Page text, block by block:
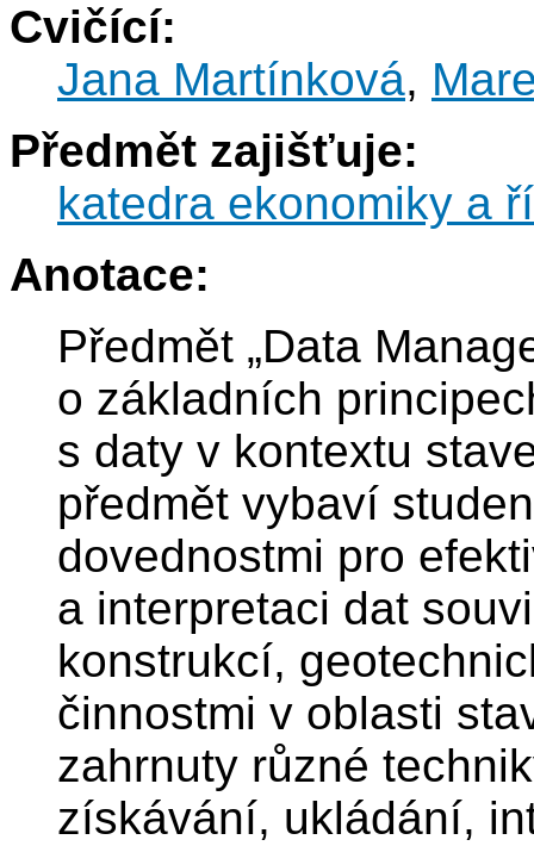
Cvičící:
Jana Martínková,
Předmět zajišťuje:
katedra ekonomiky a
Anotace:
Předmět „Data
o základních
s daty v kontextu
předmět vybaví
dovednostmi pro
a interpretaci dat
konstrukcí,
činnostmi v oblasti
zahrnuty různé
získávání, ukládání,